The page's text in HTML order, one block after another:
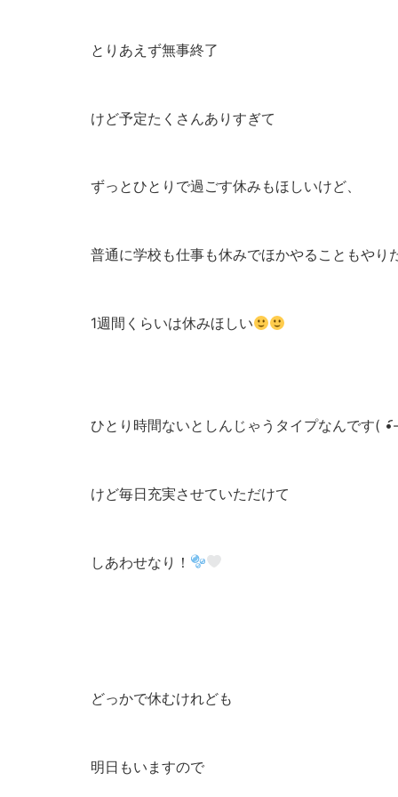
とりあえず無事終了
けど予定たくさんありすぎて
ずっとひとりで過ごす休みもほしいけど、
普通に学校も仕事も休みでほかやることもやり
1週間くらいは休みほしい
ひとり時間ないとしんじゃうタイプなんです(
けど毎日充実させていただけて
しあわせなり！
どっかで休むけれども
明日もいますので